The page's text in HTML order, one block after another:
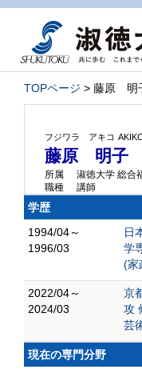
TOPページ > 藤原 明
フジワラ アキコ
藤原 明子
所属
淑徳大学 総合
職種
講師
学歴
1994/04～
1996/03
日
学
(家
2022/04～
2024/03
京
攻
芸
現在の専門分野